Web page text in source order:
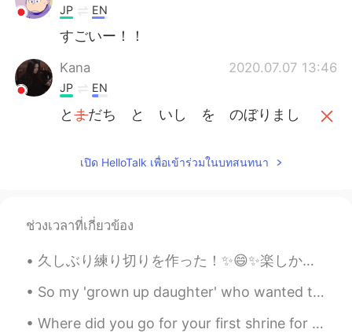
JP EN
すごいー！！
Kana 2020.07.07 13:46
JP EN
とまだち と いし を のぼりまし
もだち と いし を のぼりまし
た！
JP EN
とまだち と いし を のぼりまし
ともだち と いわ に
のぼりまし
เปิด HelloTalk เพื่อเข้าร่วมในบทสนทนา
ช่วงเวลาที่เกี่ยวข้อง
久しぶり練り切りを作った！✨😄✨楽しかった！嬉しかった。和食を作って嬉しい。😝 失敗そうと思った。😜抹茶と一緒に食べて最高。でもカナダで買った抹茶はあまり美味しくない。笑笑！😜甘みがない。残念...
So my 'grown up daughter' who wanted to go shopping with her friends and try coffee 🤦‍♀️, came ac...
Where did you go for your first shrine for New Years? It took me a while but I finally got soba ...